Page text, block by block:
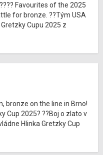
Favourites of the 2025
for bronze. ??Tým USA
Cupu 2025 z
bronze on the line in Brno!
Cup 2025? ??Boj o zlato v
Hlinka Gretzky Cup